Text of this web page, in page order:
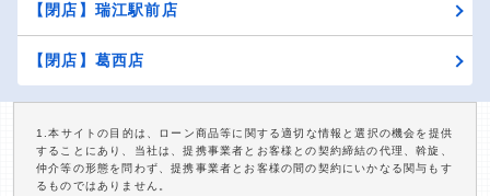
【閉店】瑞江駅前店
【閉店】葛西店
1.本サイトの目的は、ローン商品等に関する適切な情報と選択の機会を提供
することにあり、当社は、提携事業者とお客様との契約締結の代理、斡旋、
仲介等の形態を問わず、提携事業者とお客様の間の契約にいかなる関与もす
るものではありません。